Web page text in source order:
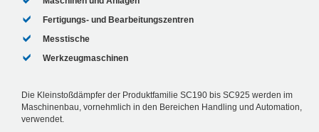
Fertigungs- und Bearbeitungszentren
Messtische
Werkzeugmaschinen
Die Kleinstoßdämpfer der Produktfamilie SC190 bis SC925 werden im
Maschinenbau, vornehmlich in den Bereichen Handling und Automation,
verwendet.